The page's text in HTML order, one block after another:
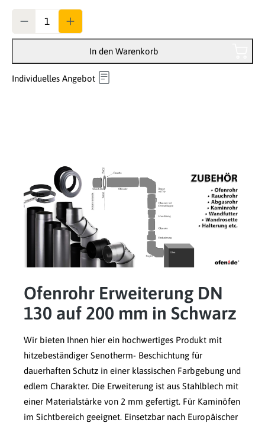
In den Warenkorb
Individuelles Angebot
Ofenrohr Erweiterung DN
130 auf 200 mm in Schwarz
Wir bieten Ihnen hier ein hochwertiges Produkt mit
hitzebeständiger Senotherm- Beschichtung für
dauerhaften Schutz in einer klassischen Farbgebung und
edlem Charakter. Die Erweiterung ist aus Stahlblech mit
einer Materialstärke von 2 mm gefertigt. Für Kaminöfen
im Sichtbereich geeignet. Einsetzbar nach Europäischer